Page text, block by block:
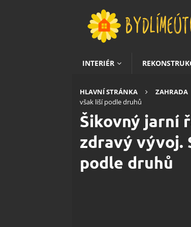
INTERIÉR
HLAVNÍ STRÁNKA ZAHRADA
však liší podle druhů
Šikovný jarní
zdravý vývoj.
podle druhů